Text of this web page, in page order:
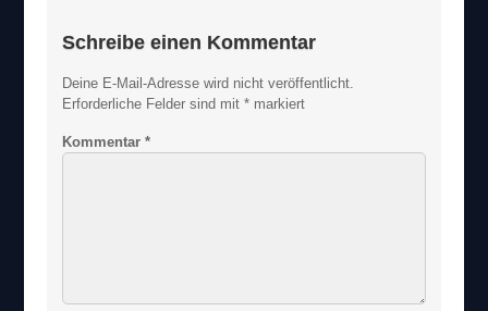
Schreibe einen Kommentar
Deine E-Mail-Adresse wird nicht veröffentlicht.
Erforderliche Felder sind mit* markiert
Kommentar*